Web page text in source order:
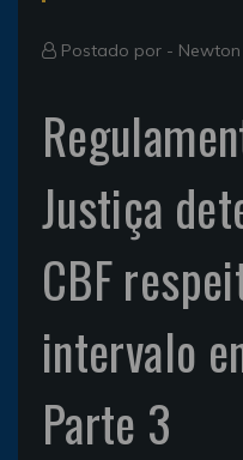
Postado por -
Justiça
CBF
intervalo
Parte 3